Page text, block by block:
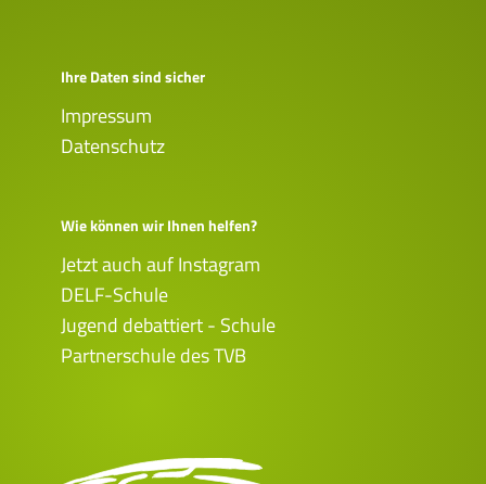
Ihre Daten sind sicher
Impressum
Datenschutz
Wie können wir Ihnen helfen?
Jetzt auch auf Instagram
DELF-Schule
Jugend debattiert - Schule
Partnerschule des TVB